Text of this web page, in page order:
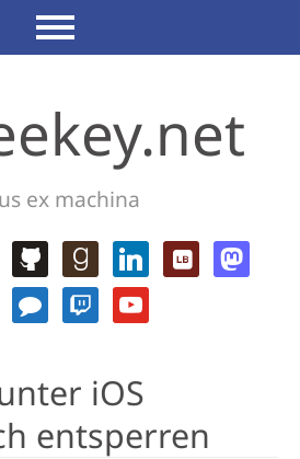
ex machina
iOS
entsperren